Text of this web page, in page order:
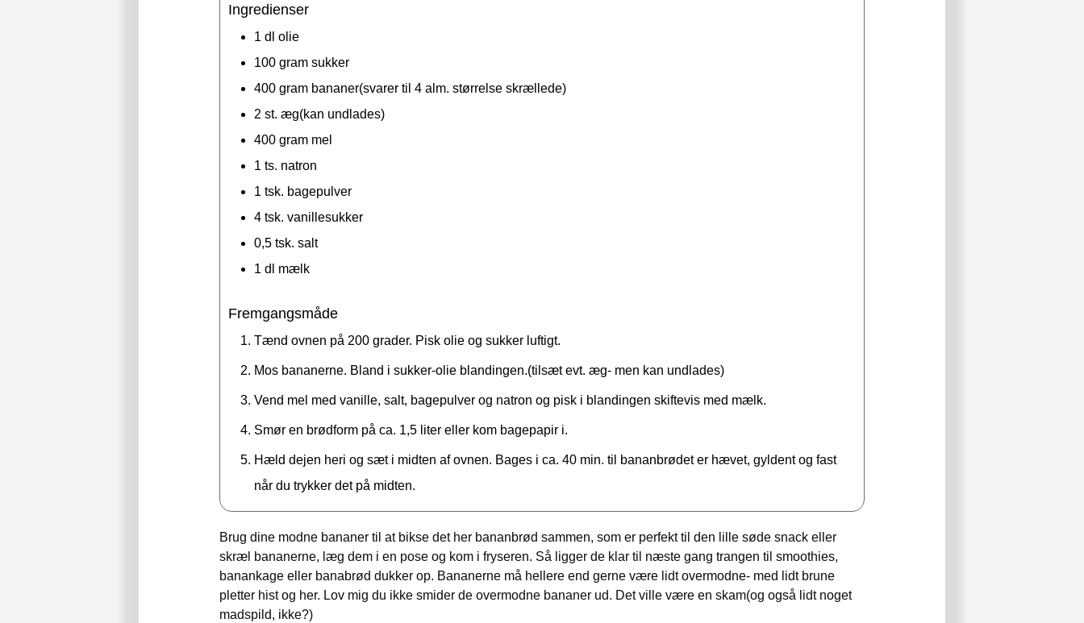
Ingredienser
1 dl olie
100 gram sukker
400 gram bananer(svarer til 4 alm. størrelse skrællede)
2 st. æg(kan undlades)
400 gram mel
1 ts. natron
1 tsk. bagepulver
4 tsk. vanillesukker
0,5 tsk. salt
1 dl mælk
Fremgangsmåde
Tænd ovnen på 200 grader. Pisk olie og sukker luftigt.
Mos bananerne. Bland i sukker-olie blandingen.(tilsæt evt. æg- men kan undlades)
Vend mel med vanille, salt, bagepulver og natron og pisk i blandingen skiftevis med mælk.
Smør en brødform på ca. 1,5 liter eller kom bagepapir i.
Hæld dejen heri og sæt i midten af ovnen. Bages i ca. 40 min. til bananbrødet er hævet, gyldent og fast
når du trykker det på midten.
Brug dine modne bananer til at bikse det her bananbrød sammen, som er perfekt til den lille søde snack eller
skræl bananerne, læg dem i en pose og kom i fryseren. Så ligger de klar til næste gang trangen til smoothies,
banankage eller banabrød dukker op. Bananerne må hellere end gerne være lidt overmodne- med lidt brune
pletter hist og her. Lov mig du ikke smider de overmodne bananer ud. Det ville være en skam(og også lidt noget
madspild, ikke?)